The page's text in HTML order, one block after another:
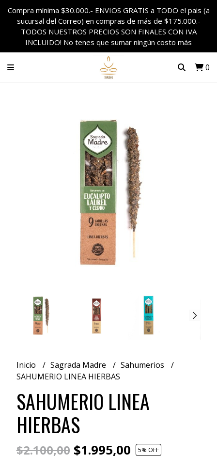
Compra mínima $30.000.- ENVIOS GRATIS a TODO el pais (a
sucursal del Correo) en compras de más de $175.000.-
TODOS NUESTROS PRECIOS SON FINALES CON IVA
INCLUIDO! No tenes que sumar ningún costo más
0
Inicio Sagrada Madre
Sahumerios
SAHUMERIO LINEA HIERBAS
SAHUMERIO LINEA
HIERBAS
$2.100,00$1.995,00 5% OFF